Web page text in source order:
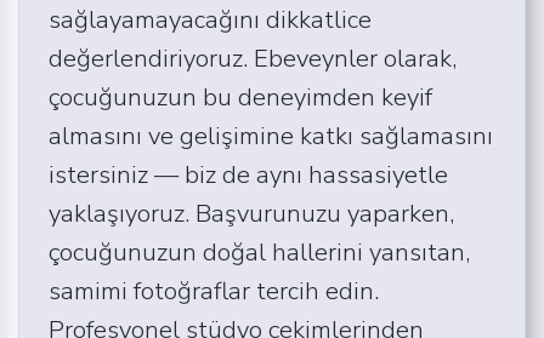
sağlayamayacağını dikkatlice
değerlendiriyoruz. Ebeveynler olarak,
çocuğunuzun bu deneyimden keyif
almasını ve gelişimine katkı sağlamasını
istersiniz — biz de aynı hassasiyetle
yaklaşıyoruz. Başvurunuzu yaparken,
çocuğunuzun doğal hallerini yansıtan,
samimi fotoğraflar tercih edin.
Profesyonel stüdyo çekimlerinden